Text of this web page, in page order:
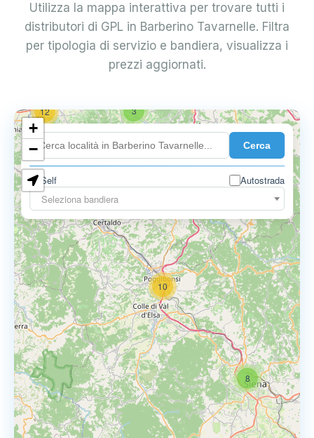
Utilizza la mappa interattiva per trovare tutti i
distributori di GPL in Barberino Tavarnelle. Filtra
per tipologia di servizio e bandiera, visualizza i
prezzi aggiornati.
Cerca
Self
Autostrada
Seleziona bandiera
8
3
10
3
3
12
+
−